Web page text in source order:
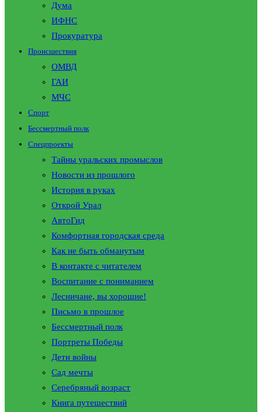
Дума
ИФНС
Прокуратура
Происшествия
ОМВД
ГАИ
МЧС
Спорт
Бессмертный полк
Спецпроекты
Тайны уральских промыслов
Новости из прошлого
История в руках
Открой Урал
АвтоГид
Комфортная городская среда
Как не быть обманутым
В контакте с читателем
Воспитание с пониманием
Лесничане, вы хорошие!
Письмо в прошлое
Бессмертный полк
Портреты Победы
Дети войны
Сад мечты
Серебряный возраст
Книга путешествий